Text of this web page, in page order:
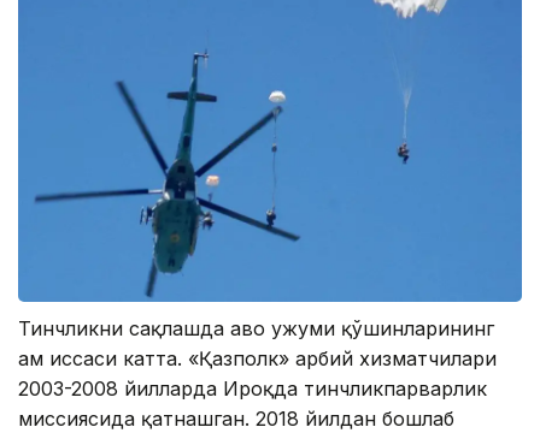
Тинчликни сақлашда ҳаво ҳужуми қўшинларининг
ҳам ҳиссаси катта. «Қазполк» ҳарбий хизматчилари
2003-2008 йилларда Ироқда тинчликпарварлик
миссиясида қатнашган. 2018 йилдан бошлаб